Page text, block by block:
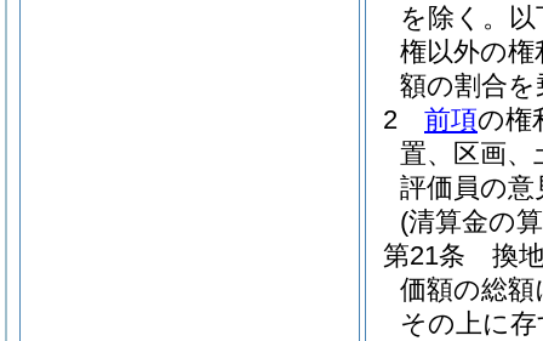
を除く。
権以外の
額の割合
2
前項の権
置、区画、
評価員の
(清算金の
第21条
換
価額の総
その上に